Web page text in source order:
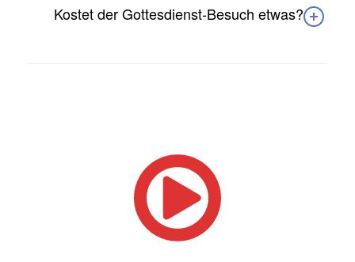
Kostet der Gottesdienst-Besuch etwas?